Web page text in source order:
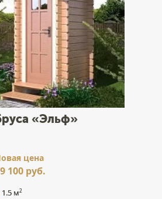
«Эльф»
цена
100 руб.
1.5 м2